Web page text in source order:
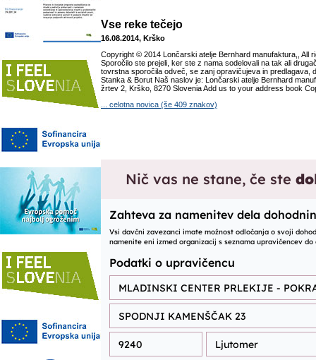
Vse reke tečejo
16.08.2014, Krško
Copyright © 2014 Lončarski atelje Bernhard manufaktura,, All
Sporočilo ste prejeli, ker ste z nama sodelovali na tak ali
tovrstna sporočila odveč, se zanj opravičujeva in predlagava,
Stanka & Borut Naš naslov je: Lončarski atelje Bernhard
žrtev 2, Krško, 8270 Slovenia Add us to your address book
... celotna novica (še 409 znakov)